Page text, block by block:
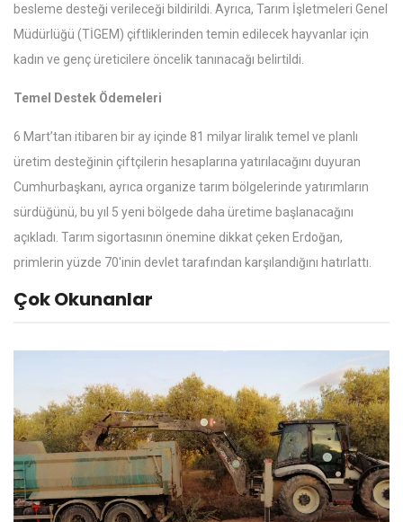
besleme desteği verileceği bildirildi. Ayrıca, Tarım İşletmeleri Genel
Müdürlüğü (TİGEM) çiftliklerinden temin edilecek hayvanlar için
kadın ve genç üreticilere öncelik tanınacağı belirtildi.
Temel Destek Ödemeleri
6 Mart’tan itibaren bir ay içinde 81 milyar liralık temel ve planlı
üretim desteğinin çiftçilerin hesaplarına yatırılacağını duyuran
Cumhurbaşkanı, ayrıca organize tarım bölgelerinde yatırımların
sürdüğünü, bu yıl 5 yeni bölgede daha üretime başlanacağını
açıkladı. Tarım sigortasının önemine dikkat çeken Erdoğan,
primlerin yüzde 70'inin devlet tarafından karşılandığını hatırlattı.
Çok Okunanlar